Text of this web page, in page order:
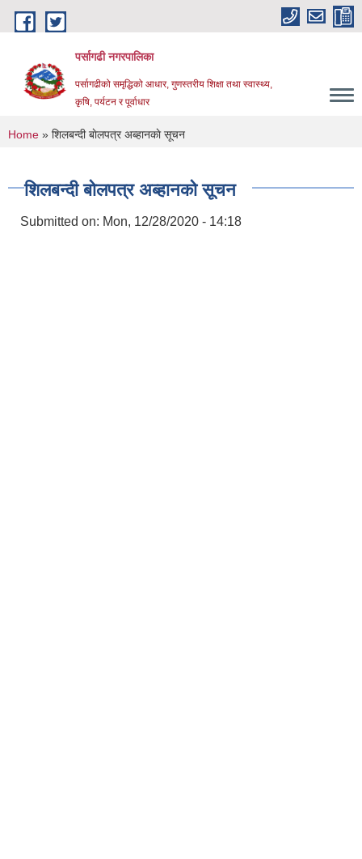
Skip to main content
पर्सागढी नगरपालिका
पर्सागढीको समृद्धिको आधार, गुणस्तरीय शिक्षा तथा स्वास्थ्य,
कृषि, पर्यटन र पूर्वाधार
You are here
Home » शिलबन्दी बाेलपत्र अब्हानकाे सूचन
शिलबन्दी बाेलपत्र अब्हानकाे सूचन
Submitted on: Mon, 12/28/2020 - 14:18